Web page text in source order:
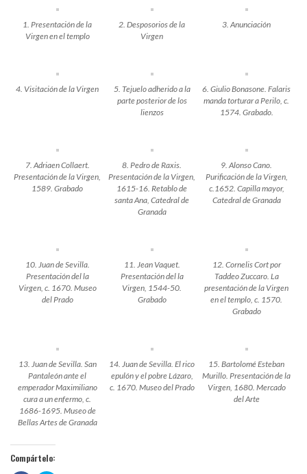
1. Presentación de la
Virgen en el templo
2. Desposorios de la
Virgen
3. Anunciación
4. Visitación de la Virgen
5. Tejuelo adherido a la
parte posterior de los
lienzos
6. Giulio Bonasone. Falaris
manda torturar a Perilo, c.
1574. Grabado.
7. Adriaen Collaert.
Presentación de la Virgen,
1589. Grabado
8. Pedro de Raxis.
Presentación de la Virgen,
1615-16. Retablo de
santa Ana, Catedral de
Granada
9. Alonso Cano.
Purificación de la Virgen,
c.1652. Capilla mayor,
Catedral de Granada
10. Juan de Sevilla.
Presentación del la
Virgen, c. 1670. Museo
del Prado
11. Jean Vaquet.
Presentación del la
Virgen, 1544-50.
Grabado
12. Cornelis Cort por
Taddeo Zuccaro. La
presentación de la Virgen
en el templo, c. 1570.
Grabado
13. Juan de Sevilla. San
Pantaleón ante el
emperador Maximiliano
cura a un enfermo, c.
1686-1695. Museo de
Bellas Artes de Granada
14. Juan de Sevilla. El rico
epulón y el pobre Lázaro,
c. 1670. Museo del Prado
15. Bartolomé Esteban
Murillo. Presentación de la
Virgen, 1680. Mercado
del Arte
Compártelo: